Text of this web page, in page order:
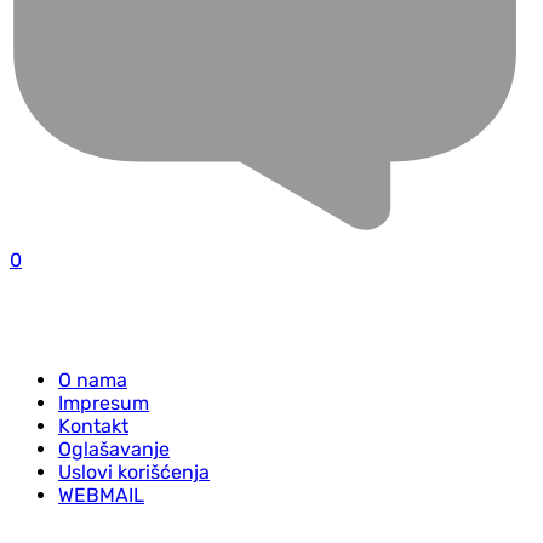
0
O nama
Impresum
Kontakt
Oglašavanje
Uslovi korišćenja
WEBMAIL